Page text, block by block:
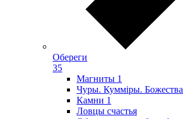
Обереги
35
Магниты 1
Чуры. Куммiры. Божества
Камни 1
Ловцы счастья